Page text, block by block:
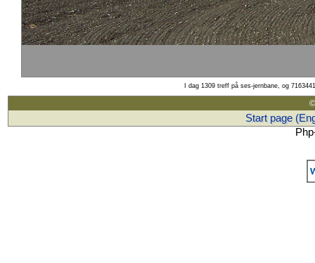
I dag 1309 treff på ses-jernbane, og
Start page